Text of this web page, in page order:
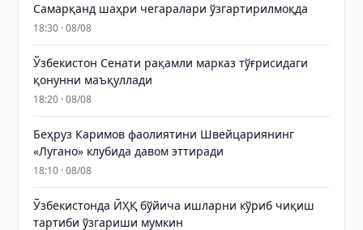
Самарқанд шаҳри чегаралари ўзгартирилмоқда
18:30 · 08/08
Ўзбекистон Сенати рақамли марказ тўғрисидаги
қонунни маъқуллади
18:20 · 08/08
Беҳруз Каримов фаолиятини Швейцариянинг
«Лугано» клубида давом эттиради
18:10 · 08/08
Ўзбекистонда ЙҲҚ бўйича ишларни кўриб чиқиш
тартиби ўзгариши мумкин